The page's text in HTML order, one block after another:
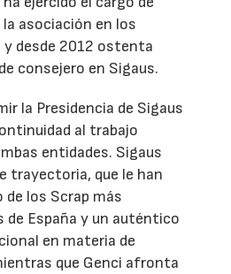
asociación en los
desde 2012 ostenta
consejero en Sigaus.
la Presidencia de Sigaus
al trabajo
entidades. Sigaus
trayectoria, que le han
los Scrap más
de España y un auténtico
en materia de
que Genci afronta